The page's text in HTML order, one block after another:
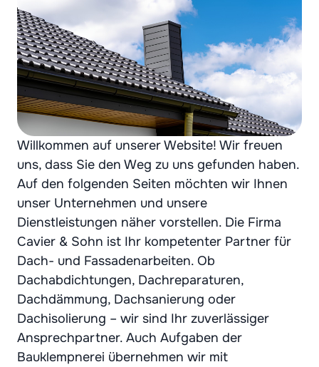
Willkommen auf unserer Website! Wir freuen
uns, dass Sie den Weg zu uns gefunden haben.
Auf den folgenden Seiten möchten wir Ihnen
unser Unternehmen und unsere
Dienstleistungen näher vorstellen. Die Firma
Cavier & Sohn ist Ihr kompetenter Partner für
Dach- und Fassadenarbeiten. Ob
Dachabdichtungen, Dachreparaturen,
Dachdämmung, Dachsanierung oder
Dachisolierung – wir sind Ihr zuverlässiger
Ansprechpartner. Auch Aufgaben der
Bauklempnerei übernehmen wir mit